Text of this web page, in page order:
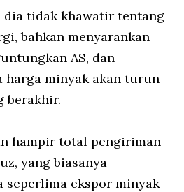
dia tidak khawatir tentang
bahkan menyarankan
AS, dan
harga minyak akan turun
berakhir.
hampir total pengiriman
yang biasanya
seperlima ekspor minyak